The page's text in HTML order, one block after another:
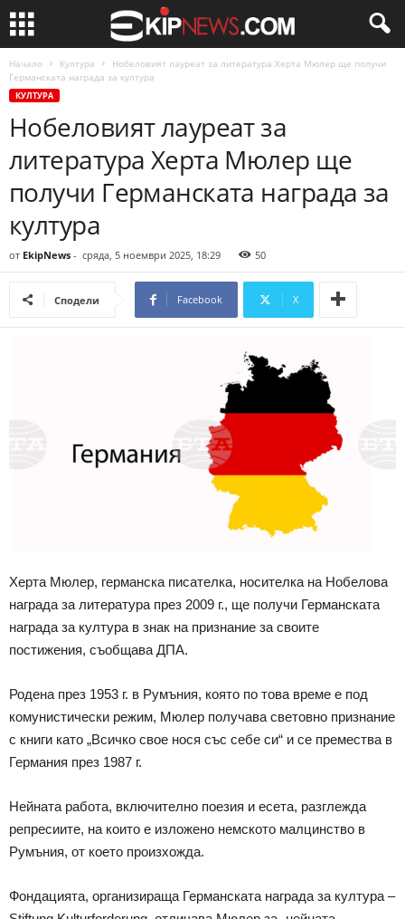
Начало Култура
Нобеловият лауреат за литература Херта Мюлер ще получи
Германската награда за култура
КУЛТУРА
Нобеловият лауреат за
литература Херта Мюлер ще
получи Германската награда за
култура
от EkipNews - сряда, 5 ноември 2025, 18:29 50
Сподели Facebook X
Херта Мюлер, германска писателка, носителка на Нобелова
награда за литература през 2009 г., ще получи Германската
награда за култура в знак на признание за своите
постижения, съобщава ДПА.
Родена през 1953 г. в Румъния, която по това време е под
комунистически режим, Мюлер получава световно признание
с книги като „Всичко свое нося със себе си“ и се премества в
Германия през 1987 г.
Нейната работа, включително поезия и есета, разглежда
репресиите, на които е изложено немското малцинство в
Румъния, от което произхожда.
Фондацията, организираща Германската награда за култура –